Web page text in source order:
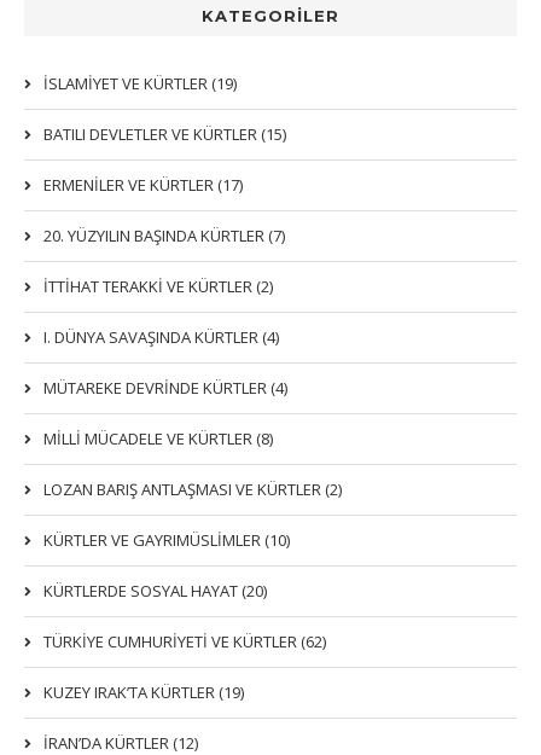
KATEGORİLER
İSLAMIYET VE KÜRTLER (19)
BATILI DEVLETLER VE KÜRTLER (15)
ERMENİLER VE KÜRTLER (17)
20. YÜZYILIN BAŞINDA KÜRTLER (7)
İTTIHAT TERAKKI VE KÜRTLER (2)
I. DÜNYA SAVAŞINDA KÜRTLER (4)
MÜTAREKE DEVRİNDE KÜRTLER (4)
MİLLİ MÜCADELE VE KÜRTLER (8)
LOZAN BARIŞ ANTLAŞMASI VE KÜRTLER (2)
KÜRTLER VE GAYRIMÜSLIMLER (10)
KÜRTLERDE SOSYAL HAYAT (20)
TÜRKİYE CUMHURİYETİ VE KÜRTLER (62)
KUZEY IRAK’TA KÜRTLER (19)
İRAN’DA KÜRTLER (12)